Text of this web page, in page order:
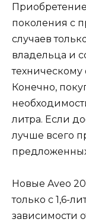
поколения с
случаев
владельца и
техническому
Конечно,
литра. Если
лучше всего
Новые Aveo
только с 1,6-
зависимости